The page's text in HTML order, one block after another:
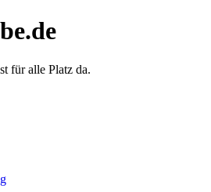
für alle Platz da.